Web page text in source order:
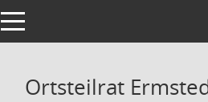
Toggle navigation
Ortsteilrat